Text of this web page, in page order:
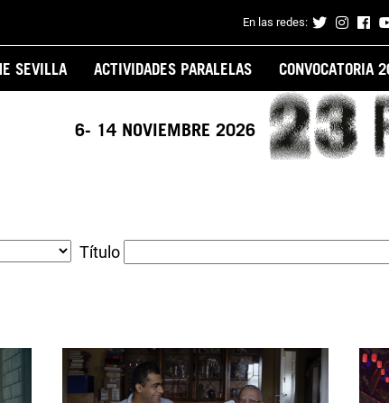
En las redes:
SEVILLA ACTIVIDADES PARALELAS CONVOCATORIA
6- 14 NOVIEMBRE 2026
Título